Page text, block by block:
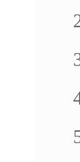
2.
3.
4.
5.